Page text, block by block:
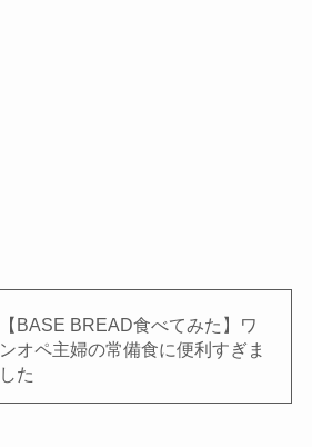
【BASE BREAD食べてみた】ワ
ンオペ主婦の常備食に便利すぎま
した